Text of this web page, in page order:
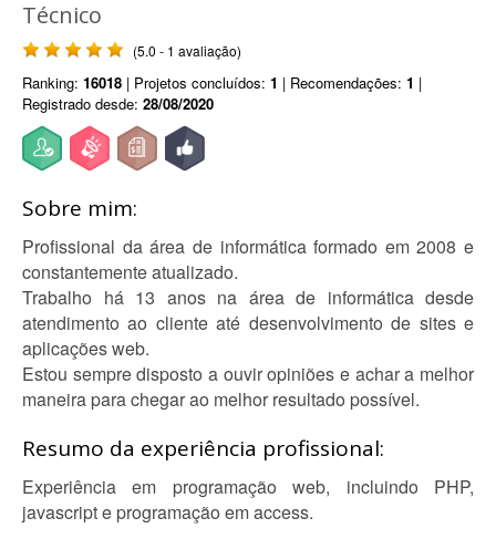
Técnico
(5.0 - 1 avaliação)
Ranking: 16018 | Projetos concluídos: 1 | Recomendações: 1 |
Registrado desde: 28/08/2020
Sobre mim:
Profissional da área de informática formado em 2008 e
constantemente atualizado.
Trabalho há 13 anos na área de informática desde
atendimento ao cliente até desenvolvimento de sites e
aplicações web.
Estou sempre disposto a ouvir opiniões e achar a melhor
maneira para chegar ao melhor resultado possível.
Resumo da experiência profissional:
Experiência em programação web, incluindo PHP,
javascript e programação em access.